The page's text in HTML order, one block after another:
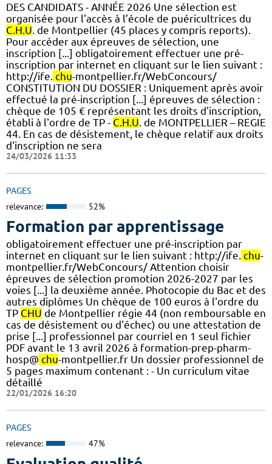
DES CANDIDATS - ANNÉE 2026 Une sélection est
organisée pour l'accès à l’école de puéricultrices du
C.H.U . de Montpellier (45 places y compris reports).
Pour accéder aux épreuves de sélection, une
inscription [...] obligatoirement effectuer une pré-
inscription par internet en cliquant sur le lien suivant :
http://ife. chu-montpellier.fr/WebConcours/
CONSTITUTION DU DOSSIER : Uniquement après avoir
effectué la pré-inscription [...] épreuves de sélection :
chèque de 105 € représentant les droits d'inscription,
établi à l'ordre de TP - C.H.U . de MONTPELLIER – REGIE
44. En cas de désistement, le chèque relatif aux droits
d'inscription ne sera
24/03/2026 11:33
PAGES
relevance: 52%
Formation par apprentissage
obligatoirement effectuer une pré-inscription par
internet en cliquant sur le lien suivant : http://ife. chu-
montpellier.fr/WebConcours/ Attention choisir
épreuves de sélection promotion 2026-2027 par les
voies [...] la deuxième année. Photocopie du Bac et des
autres diplômes Un chèque de 100 euros à l'ordre du
TP CHU de Montpellier régie 44 (non remboursable en
cas de désistement ou d'échec) ou une attestation de
prise [...] professionnel par courriel en 1 seul fichier
PDF avant le 13 avril 2026 à formation-prep-pharm-
hosp@ chu-montpellier.fr Un dossier professionnel de
5 pages maximum contenant : - Un curriculum vitae
détaillé
22/01/2026 16:20
PAGES
relevance: 47%